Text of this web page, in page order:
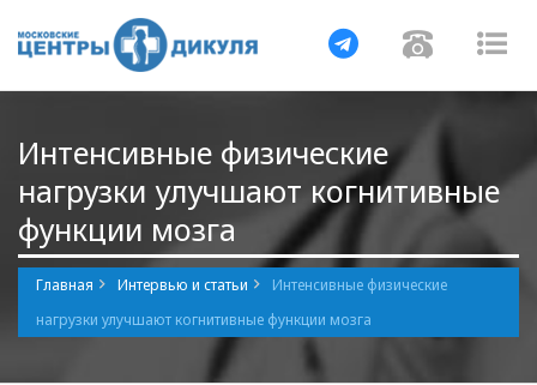
Навигация
Интенсивные физические
нагрузки улучшают когнитивные
функции мозга
Главная Интервью и статьи
Интенсивные физические
нагрузки улучшают когнитивные функции мозга